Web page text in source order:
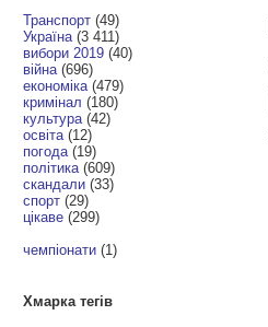
Транспорт (49)
Україна (3 411)
вибори 2019 (40)
війна (696)
економіка (479)
кримінал (180)
культура (42)
освіта (12)
погода (19)
політика (609)
скандали (33)
спорт (29)
цікаве (299)
чемпіонати (1)
Хмарка тегів